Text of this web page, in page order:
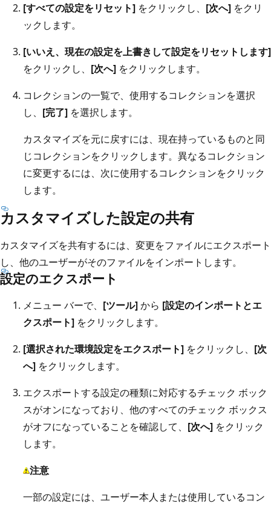
[すべての設定をリセット] をクリックし、 [次へ] をクリ
ックします。
[いいえ、現在の設定を上書きして設定をリセットします]
をクリックし、 [次へ] をクリックします。
コレクションの一覧で、使用するコレクションを選択
し、 [完了] を選択します。
カスタマイズを元に戻すには、現在持っているものと同
じコレクションをクリックします。異なるコレクション
に変更するには、次に使用するコレクションをクリック
します。
カスタマイズした設定の共有
カスタマイズを共有するには、変更をファイルにエクスポート
し、他のユーザーがそのファイルをインポートします。
設定のエクスポート
メニュー バーで、 [ツール]から [設定のインポートとエ
クスポート] をクリックします。
[選択された環境設定をエクスポート] をクリックし、 [次
へ] をクリックします。
エクスポートする設定の種類に対応するチェック ボック
スがオンになっており、他のすべてのチェック ボックス
がオフになっていることを確認して、 [次へ] をクリック
します。
注意
一部の設定には、ユーザー本人または使用しているコン